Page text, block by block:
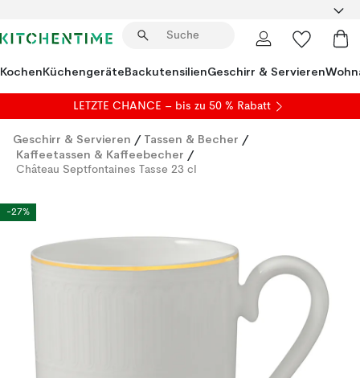
KochenKüchengeräteBackutensilienGeschirr & Servieren
LETZTE CHANCE – bis zu 50 % Rabatt
Geschirr & Servieren / Tassen & Becher /
Kaffeetassen & Kaffeebecher /
Château Septfontaines Tasse 23 cl
-27%